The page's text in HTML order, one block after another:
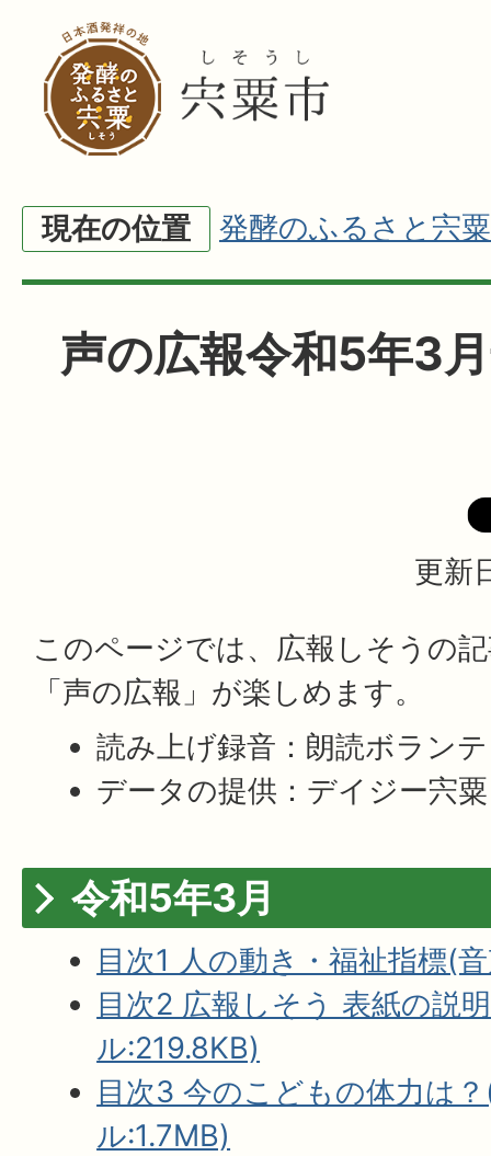
現在の位置 発酵のふるさと宍粟
声の広報令和5年3
更新
このページでは、広報しそうの
「声の広報」が楽しめます。
読み上げ録音：朗読ボラン
データの提供：デイジー宍粟
令和5年3月
目次1 人の動き・福祉指標(
目次2 広報しそう 表紙の説
ル:219.8KB)
目次3 今のこどもの体力は
ル:1.7MB)